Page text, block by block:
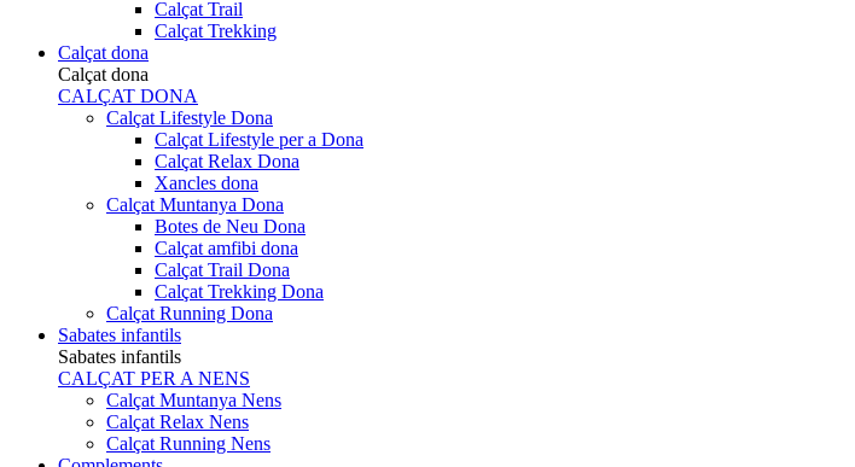
Calçat Trail
Calçat Trekking
Calçat dona
Calçat dona
CALÇAT DONA
Calçat Lifestyle Dona
Calçat Lifestyle per a Dona
Calçat Relax Dona
Xancles dona
Calçat Muntanya Dona
Botes de Neu Dona
Calçat amfibi dona
Calçat Trail Dona
Calçat Trekking Dona
Calçat Running Dona
Sabates infantils
Sabates infantils
CALÇAT PER A NENS
Calçat Muntanya Nens
Calçat Relax Nens
Calçat Running Nens